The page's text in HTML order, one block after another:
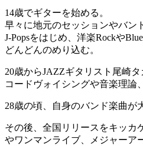
14歳でギターを始める。
早々に地元のセッションやバン
J-Popsをはじめ、洋楽Rockや
どんどんのめり込む。
20歳からJAZZギタリスト尾崎タ
コードヴォイシングや音楽理論
28歳の頃、自身のバンド楽曲が
その後、全国リリースをキッカ
やワンマンライブ、メジャーア